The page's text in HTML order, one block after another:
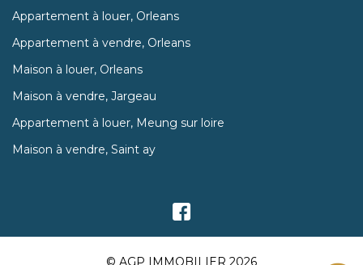
Appartement à louer, Orleans
Appartement à vendre, Orleans
Maison à louer, Orleans
Maison à vendre, Jargeau
Appartement à louer, Meung sur loire
Maison à vendre, Saint ay
© AGP IMMOBILIER 2026